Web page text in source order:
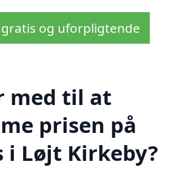
gratis og uforpligtende
med til at
prisen på
i Løjt Kirkeby?